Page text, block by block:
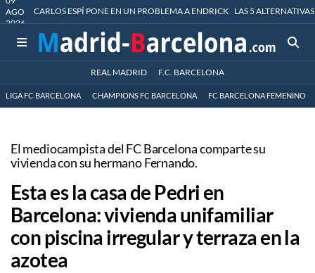
AGO
2026
CARLOS ESPÍ PONE EN UN PROBLEMA A ENDRICK LAS 5
REAL MADRID F.C. BARCELONA
LIGA FC BARCELONA CHAMPIONS FC BARCELONA FC BARCELONA FEMENINO
El mediocampista del FC Barcelona comparte su
vivienda con su hermano Fernando.
Esta es la casa de Pedri en
Barcelona: vivienda unifamiliar
con piscina irregular y terraza en la
azotea